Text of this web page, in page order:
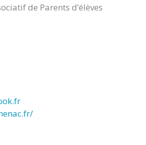
de Parents d’élèves